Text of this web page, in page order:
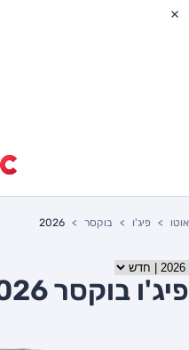
אוטו פיג'ו בוקסר 2026
פיג'ו בוקסר 2026